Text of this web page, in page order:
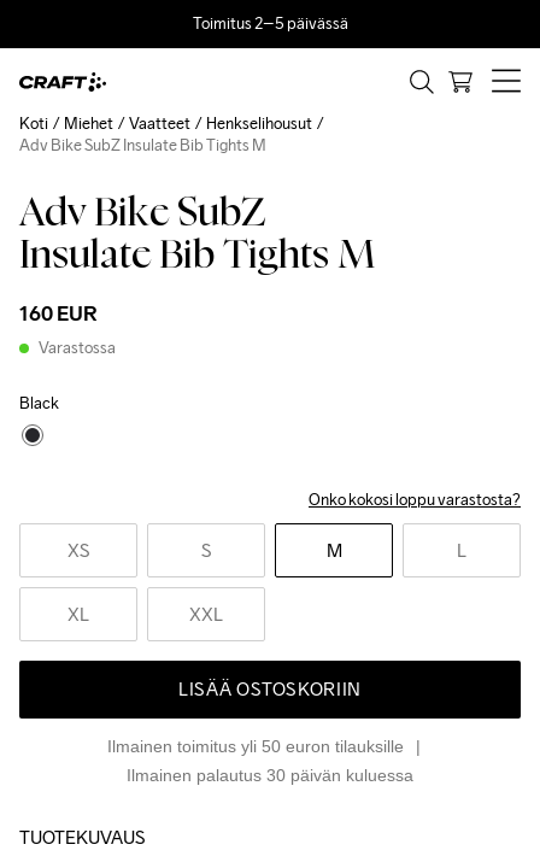
Toimitus 2–5 päivässä
Adv Bike SubZ
Insulate Bib Tights M
160 EUR
Varastossa
Black
Onko kokosi loppu varastosta?
XS S M L
XL XXL
LISÄÄ OSTOSKORIIN
Ilmainen toimitus yli 50 euron tilauksille
Ilmainen palautus 30 päivän kuluessa
Koti Miehet Vaatteet
Henkselihousut
Adv Bike SubZ Insulate Bib Tights M
TUOTEKUVAUS